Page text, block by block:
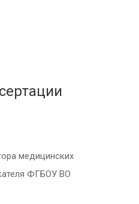
медицинских
ФГБОУ ВО